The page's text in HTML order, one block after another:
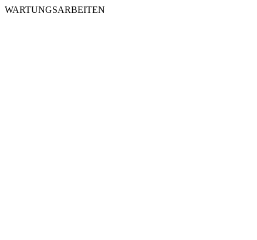
WARTUNGSARBEITEN